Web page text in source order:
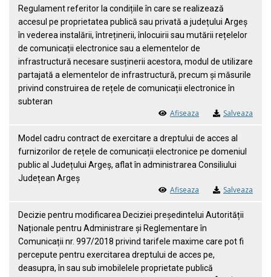
Regulament referitor la condițiile în care se realizează
accesul pe proprietatea publică sau privată a județului Argeș
în vederea instalării, întreținerii, înlocuirii sau mutării rețelelor
de comunicații electronice sau a elementelor de
infrastructură necesare susținerii acestora, modul de utilizare
partajată a elementelor de infrastructură, precum și măsurile
privind construirea de rețele de comunicații electronice în
subteran
Afiseaza Salveaza
Model cadru contract de exercitare a dreptului de acces al
furnizorilor de rețele de comunicații electronice pe domeniul
public al Județului Argeș, aflat în administrarea Consiliului
Județean Argeș
Afiseaza Salveaza
Decizie pentru modificarea Deciziei președintelui Autorității
Naționale pentru Administrare și Reglementare în
Comunicații nr. 997/2018 privind tarifele maxime care pot fi
percepute pentru exercitarea dreptului de acces pe,
deasupra, în sau sub imobilelele proprietate publică